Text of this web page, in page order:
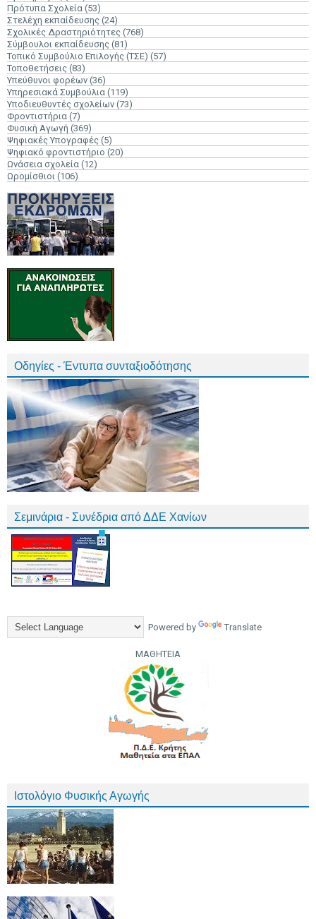
Πρότυπα Σχολεία (53)
Στελέχη εκπαίδευσης (24)
Σχολικές Δραστηριότητες (768)
Σύμβουλοι εκπαίδευσης (81)
Τοπικό Συμβούλιο Επιλογής (ΤΣΕ) (57)
Τοποθετήσεις (83)
Υπεύθυνοι φορέων (36)
Υπηρεσιακά Συμβούλια (119)
Υποδιευθυντές σχολείων (73)
Φροντιστήρια (7)
Φυσική Αγωγή (369)
Ψηφιακές Υπογραφές (5)
Ψηφιακό φροντιστήριο (20)
Ωνάσεια σχολεία (12)
Ωρομίσθιοι (106)
Οδηγίες - Έντυπα συνταξιοδότησης
Σεμινάρια - Συνέδρια από ΔΔΕ Χανίων
Powered by Translate
ΜΑΘΗΤΕΙΑ
Ιστολόγιο Φυσικής Αγωγής